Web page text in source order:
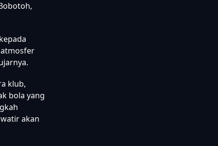
atmosfer
klub,
bola yang
akan